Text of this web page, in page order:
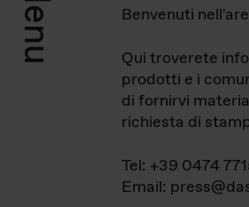
Benvenuti
Qui troverete
prodotti e i
di fornirvi
richiesta di
Tel: +39 0474
Email: